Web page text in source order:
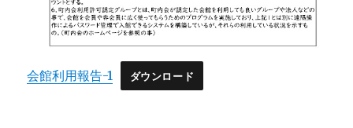
会館利用報告-1 ダウンロード